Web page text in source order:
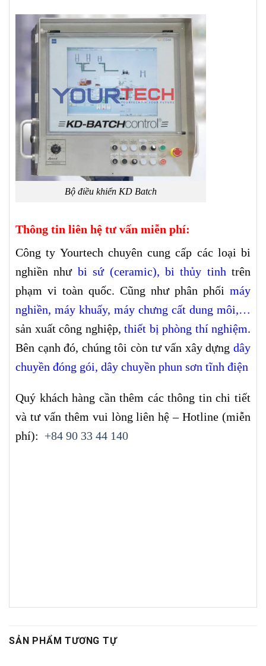
Bộ điều khiển KD Batch
Thông tin liên hệ tư vấn miễn phí:
Công ty Yourtech chuyên cung cấp các loại bi
nghiền như bi sứ (ceramic), bi thủy tinh trên
phạm vi toàn quốc. Cũng như phân phối máy
nghiền, máy khuấy, máy chưng cất dung môi,…
sản xuất công nghiệp, thiết bị phòng thí nghiệm.
Bên cạnh đó, chúng tôi còn tư vấn xây dựng dây
chuyền đóng gói, dây chuyền phun sơn tĩnh điện
Quý khách hàng cần thêm các thông tin chi tiết
và tư vấn thêm vui lòng liên hệ – Hotline (miễn
phí): +84 90 33 44 140
SẢN PHẨM TƯƠNG TỰ